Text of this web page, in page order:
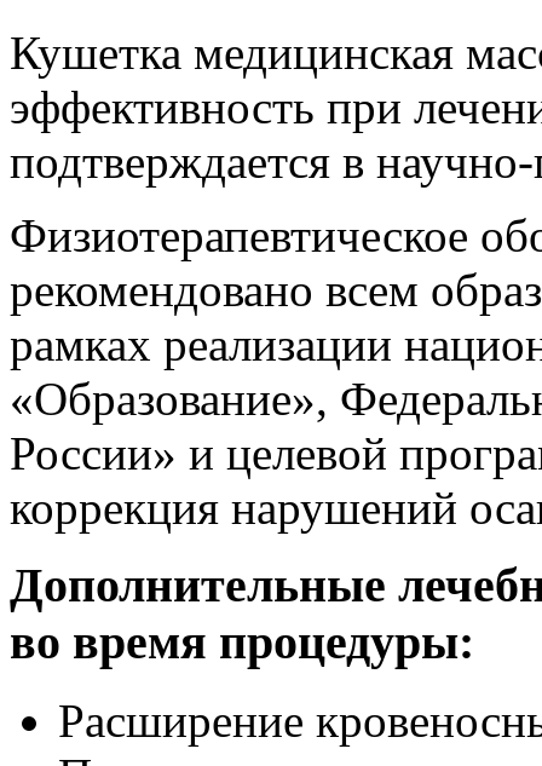
Кушетка медицинская
эффективность при
подтверждается в
Физиотерапевтическое
рекомендовано всем
рамках реализации
«Образование»,
России» и целевой
коррекция нарушений
Дополнительные
во время процедуры:
Расширение